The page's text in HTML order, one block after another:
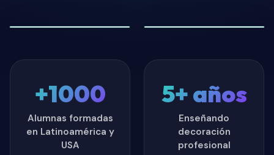
+1000
Alumnas formadas
en Latinoamérica y
USA
5+ años
Enseñando
decoración
profesional